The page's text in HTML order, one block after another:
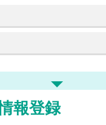
報登録